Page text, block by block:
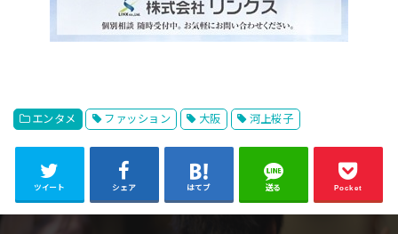
エンタメ ファッション 大阪 河上桜子
ツイート シェア はてブ 送る Pocket